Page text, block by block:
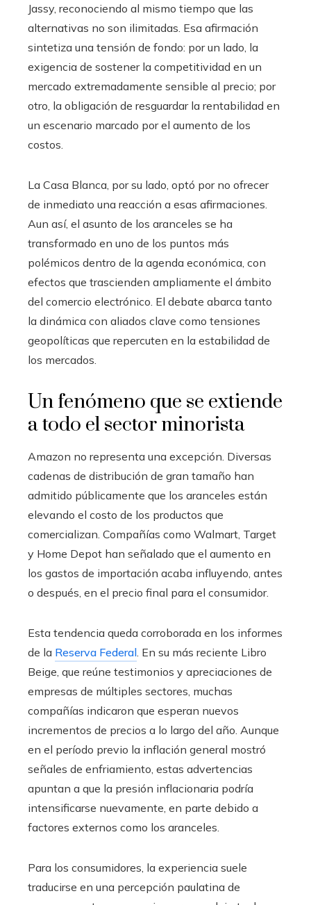
Jassy, reconociendo al mismo tiempo que las
alternativas no son ilimitadas. Esa afirmación
sintetiza una tensión de fondo: por un lado, la
exigencia de sostener la competitividad en un
mercado extremadamente sensible al precio; por
otro, la obligación de resguardar la rentabilidad en
un escenario marcado por el aumento de los
costos.
La Casa Blanca, por su lado, optó por no ofrecer
de inmediato una reacción a esas afirmaciones.
Aun así, el asunto de los aranceles se ha
transformado en uno de los puntos más
polémicos dentro de la agenda económica, con
efectos que trascienden ampliamente el ámbito
del comercio electrónico. El debate abarca tanto
la dinámica con aliados clave como tensiones
geopolíticas que repercuten en la estabilidad de
los mercados.
Un fenómeno que se extiende
a todo el sector minorista
Amazon no representa una excepción. Diversas
cadenas de distribución de gran tamaño han
admitido públicamente que los aranceles están
elevando el costo de los productos que
comercializan. Compañías como Walmart, Target
y Home Depot han señalado que el aumento en
los gastos de importación acaba influyendo, antes
o después, en el precio final para el consumidor.
Esta tendencia queda corroborada en los informes
de la Reserva Federal . En su más reciente Libro
Beige, que reúne testimonios y apreciaciones de
empresas de múltiples sectores, muchas
compañías indicaron que esperan nuevos
incrementos de precios a lo largo del año. Aunque
en el período previo la inflación general mostró
señales de enfriamiento, estas advertencias
apuntan a que la presión inflacionaria podría
intensificarse nuevamente, en parte debido a
factores externos como los aranceles.
Para los consumidores, la experiencia suele
traducirse en una percepción paulatina de